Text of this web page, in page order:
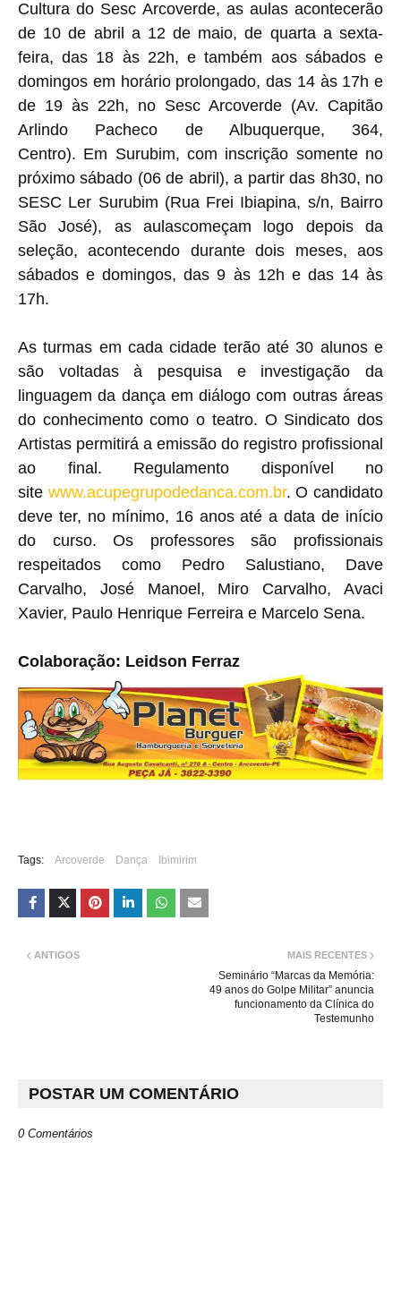
Cultura do Sesc Arcoverde, as aulas acontecerão
de 10 de abril a 12 de maio, de quarta a sexta-
feira, das 18 às 22h, e também aos sábados e
domingos em horário prolongado, das 14 às 17h e
de 19 às 22h, no Sesc Arcoverde (Av. Capitão
Arlindo Pacheco de Albuquerque, 364,
Centro). Em Surubim, com inscrição somente no
próximo sábado (06 de abril), a partir das 8h30, no
SESC Ler Surubim (Rua Frei Ibiapina, s/n, Bairro
São José), as aulascomeçam logo depois da
seleção, acontecendo durante dois meses, aos
sábados e domingos, das 9 às 12h e das 14 às
17h.
As turmas em cada cidade terão até 30 alunos e
são voltadas à pesquisa e investigação da
linguagem da dança em diálogo com outras áreas
do conhecimento como o teatro. O Sindicato dos
Artistas permitirá a emissão do registro profissional
ao final. Regulamento disponível no
site www.acupegrupodedanca.com.br. O candidato
deve ter, no mínimo, 16 anos até a data de início
do curso. Os professores são profissionais
respeitados como Pedro Salustiano, Dave
Carvalho, José Manoel, Miro Carvalho, Avaci
Xavier, Paulo Henrique Ferreira e Marcelo Sena.
Colaboração: Leidson Ferraz
Tags: Arcoverde Dança Ibimirim
MAIS RECENTES
Seminário “Marcas da Memória:
49 anos do Golpe Militar” anuncia
funcionamento da Clínica do
Testemunho
ANTIGOS
POSTAR UM COMENTÁRIO
0 Comentários